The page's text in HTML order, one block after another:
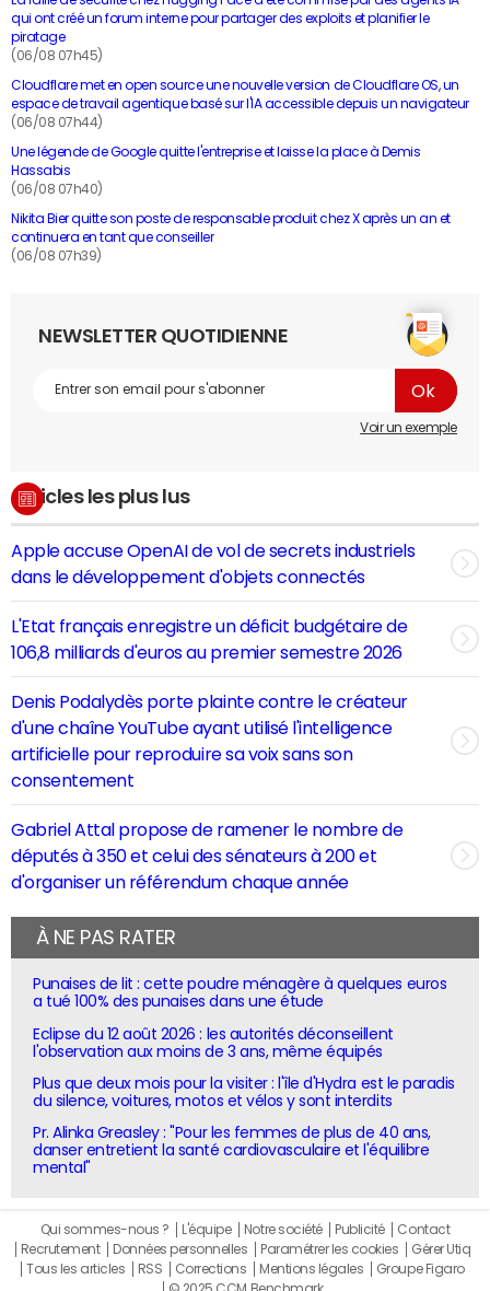
qui ont créé un forum interne pour partager des exploits et planifier le
piratage
(06/08 07h45)
Cloudflare met en open source une nouvelle version de Cloudflare OS, un
espace de travail agentique basé sur l'IA accessible depuis un navigateur
(06/08 07h44)
Une légende de Google quitte l'entreprise et laisse la place à Demis
Hassabis
(06/08 07h40)
Nikita Bier quitte son poste de responsable produit chez X après un an et
continuera en tant que conseiller
(06/08 07h39)
NEWSLETTER QUOTIDIENNE
Voir un exemple
Articles les plus lus
Apple accuse OpenAI de vol de secrets industriels
dans le développement d'objets connectés
L'Etat français enregistre un déficit budgétaire de
106,8 milliards d'euros au premier semestre 2026
Denis Podalydès porte plainte contre le créateur
d'une chaîne YouTube ayant utilisé l'intelligence
artificielle pour reproduire sa voix sans son
consentement
Gabriel Attal propose de ramener le nombre de
députés à 350 et celui des sénateurs à 200 et
d'organiser un référendum chaque année
À NE PAS RATER
Punaises de lit : cette poudre ménagère à quelques euros
a tué 100% des punaises dans une étude
Eclipse du 12 août 2026 : les autorités déconseillent
l'observation aux moins de 3 ans, même équipés
Plus que deux mois pour la visiter : l'île d'Hydra est le paradis
du silence, voitures, motos et vélos y sont interdits
Pr. Alinka Greasley : "Pour les femmes de plus de 40 ans,
danser entretient la santé cardiovasculaire et l'équilibre
mental"
Qui sommes-nous ? L'équipe Notre société Publicité
Contact
Recrutement
Données personnelles Paramétrer les cookies
Gérer Utiq
Tous les articles
RSS Corrections Mentions légales
Groupe Figaro